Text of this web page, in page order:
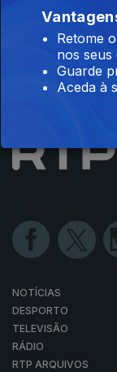
Disponível
NOTÍCIAS
DESPORTO
TELEVISÃO
RÁDIO
RTP ARQUIVOS
Retome
nos seus
Guarde
Aceda à